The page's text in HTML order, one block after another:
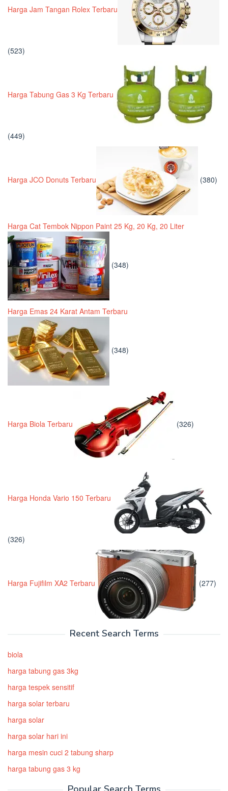
Harga Jam Tangan Rolex Terbaru
(523)
Harga Tabung Gas 3 Kg Terbaru
(449)
Harga JCO Donuts Terbaru (380)
Harga Cat Tembok Nippon Paint 25 Kg, 20 Kg, 20 Liter
(348)
Harga Emas 24 Karat Antam Terbaru
(348)
Harga Biola Terbaru (326)
Harga Honda Vario 150 Terbaru
(326)
Harga Fujifilm XA2 Terbaru (277)
Recent Search Terms
biola
harga tabung gas 3kg
harga tespek sensitif
harga solar terbaru
harga solar
harga solar hari ini
harga mesin cuci 2 tabung sharp
harga tabung gas 3 kg